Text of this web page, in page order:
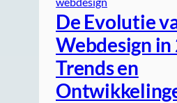
De Evolutie
Webdesign in
Trends en